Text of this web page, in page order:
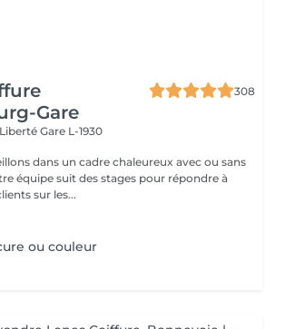
Gare
308
Gare L-1930
dans un cadre chaleureux avec ou sans
équipe suit des stages pour répondre à
sur les...
ou couleur